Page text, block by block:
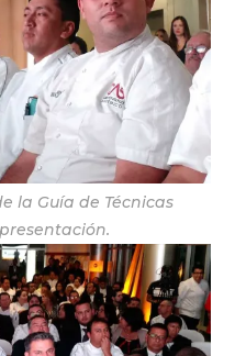
la Guía de Técnicas